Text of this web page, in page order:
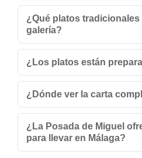
¿Qué platos
galería?
¿Los platos están
¿Dónde ver la carta
¿La Posada de Miguel
para llevar en Málaga?